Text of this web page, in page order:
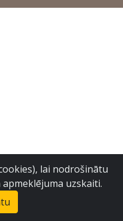
lai nodrošinātu
uzskaiti.